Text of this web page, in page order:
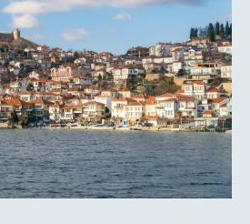
Macedonii?